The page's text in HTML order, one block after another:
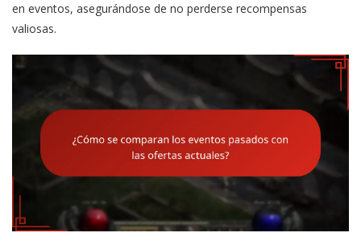
en eventos, asegurándose de no perderse recompensas
valiosas.